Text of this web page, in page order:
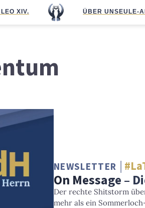
XIV. ÜBER UNS EULE-
NEWSLETTER
On Message –
Der rechte Shitstorm
mehr als ein